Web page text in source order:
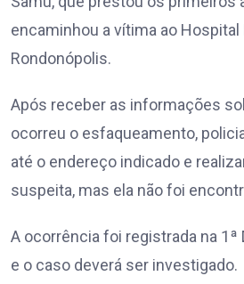
encaminhou a vítima ao Hospital
Rondonópolis.
Após receber as informações
ocorreu o esfaqueamento,
até o endereço indicado e
suspeita, mas ela não foi
A ocorrência foi registrada na 1ª
e o caso deverá ser investigado.